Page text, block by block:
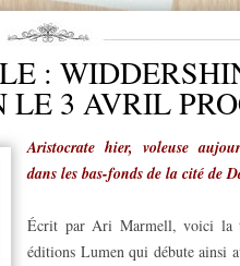
:
3 AVRIL
Aristocrate hier, voleuse
dans les bas-fonds de la cité de
Écrit par Ari Marmell, voici la
éditions Lumen qui débute ainsi